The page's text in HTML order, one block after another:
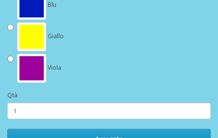
Blu
Giallo
Viola
Qtà